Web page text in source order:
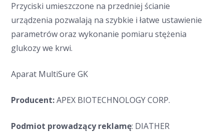
Przyciski umieszczone na przedniej ścianie
urządzenia pozwalają na szybkie i łatwe ustawienie
parametrów oraz wykonanie pomiaru stężenia
glukozy we krwi.
Aparat MultiSure GK
Producent:APEX BIOTECHNOLOGY CORP.
Podmiot prowadzący reklamę: DIATHER